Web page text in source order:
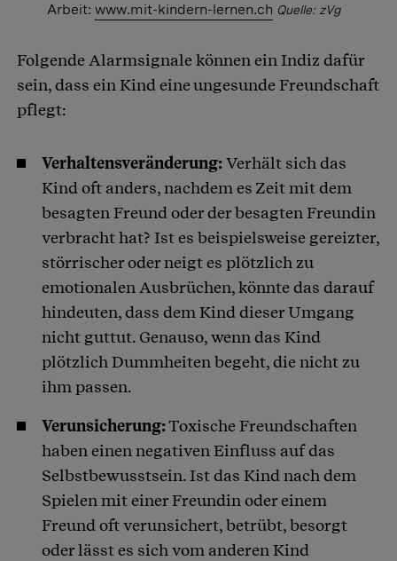
Arbeit:www.mit-kindern-lernen.ch Quelle: zVg
Folgende Alarmsignale können ein Indiz dafür
sein, dass ein Kind eine ungesunde Freundschaft
pflegt:
Verhaltensveränderung:Verhält sich das
Kind oft anders, nachdem es Zeit mit dem
besagten Freund oder der besagten Freundin
verbracht hat? Ist es beispielsweise gereizter,
störrischer oder neigt es plötzlich zu
emotionalen Ausbrüchen, könnte das darauf
hindeuten, dass dem Kind dieser Umgang
nicht guttut. Genauso, wenn das Kind
plötzlich Dummheiten begeht, die nicht zu
ihm passen.
Verunsicherung:Toxische Freundschaften
haben einen negativen Einfluss auf das
Selbstbewusstsein. Ist das Kind nach dem
Spielen mit einer Freundin oder einem
Freund oft verunsichert, betrübt, besorgt
oder lässt es sich vom anderen Kind